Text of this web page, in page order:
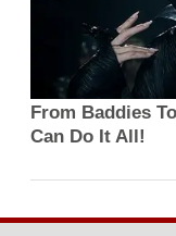
From Baddies
Can Do It All!